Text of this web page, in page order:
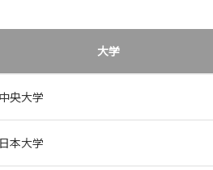
大学
中央大学
日本大学